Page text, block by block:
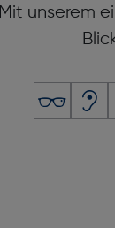
Mit unserem